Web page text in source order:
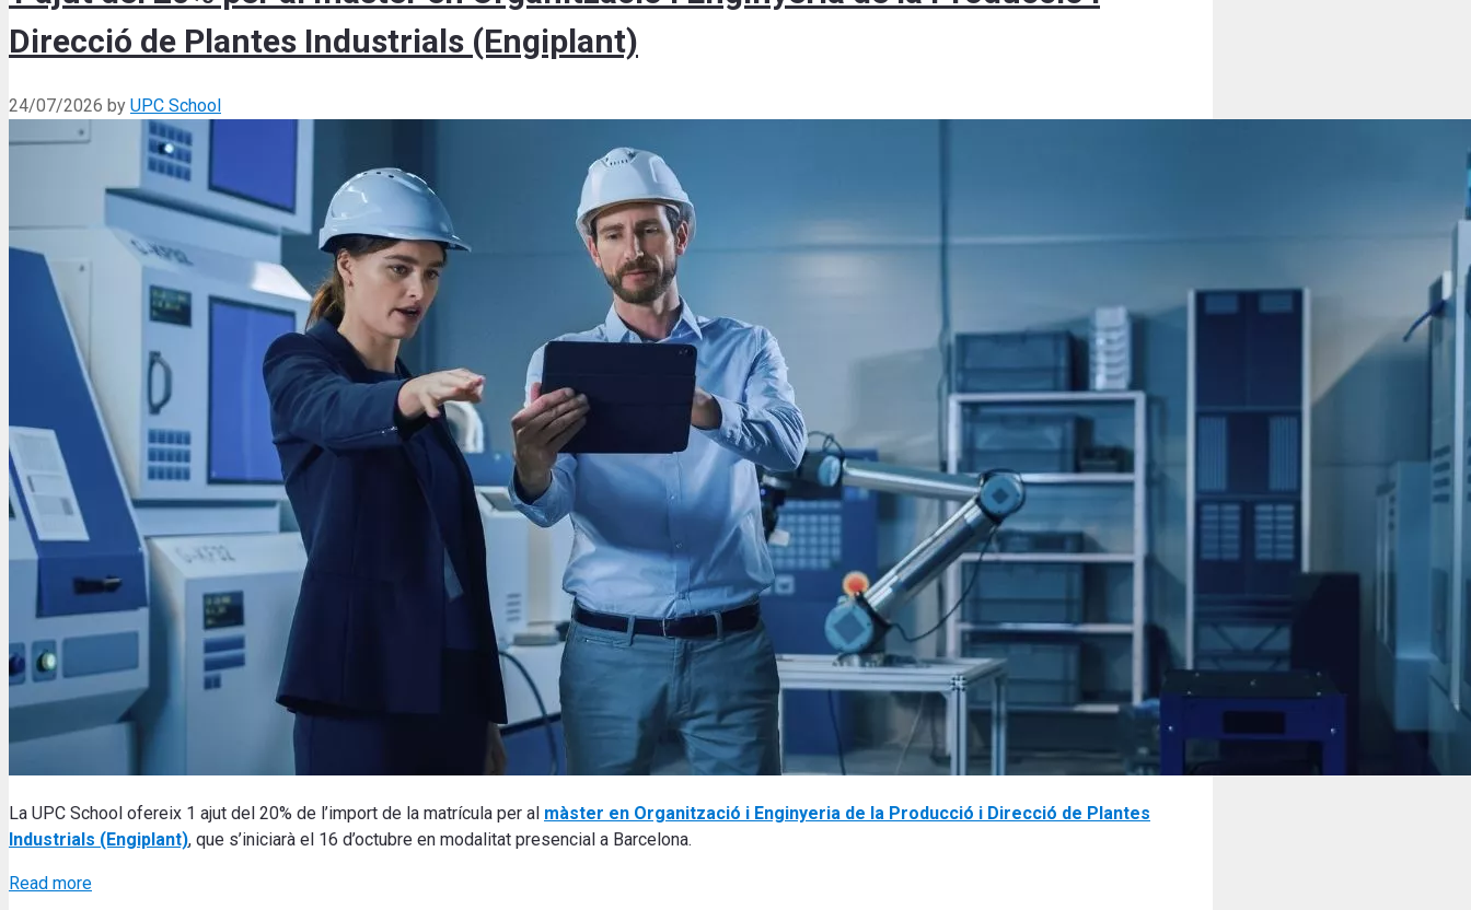
Direcció de Plantes Industrials (Engiplant)
24/07/2026 by UPC School
La UPC School ofereix 1 ajut del 20% de l’import de la matrícula per al màster en Organització i Enginyeria de la Producció i Direcció de Plantes
Industrials (Engiplant), que s’iniciarà el 16 d’octubre en modalitat presencial a Barcelona.
Read more